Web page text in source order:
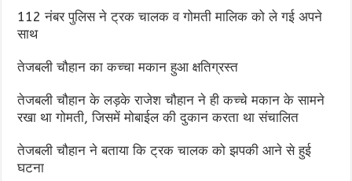
112 नंबर पुलिस ने ट्रक चालक व गोमती मालिक को ले गई अपने
साथ
तेजबली चौहान का कच्चा मकान हुआ क्षतिग्रस्त
तेजबली चौहान के लड़के राजेश चौहान ने ही कच्चे मकान के सामने
रखा था गोमती, जिसमें मोबाईल की दुकान करता था संचालित
तेजबली चौहान ने बताया कि ट्रक चालक को झपकी आने से हुई
घटना